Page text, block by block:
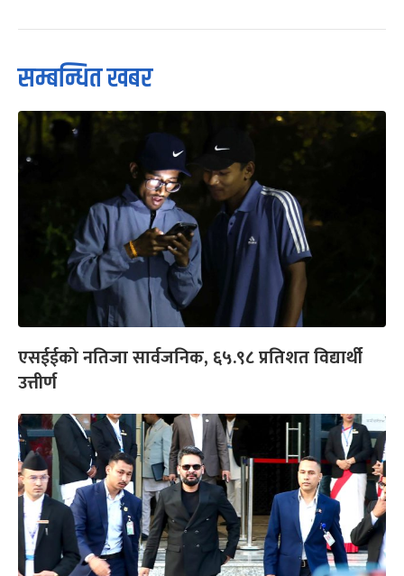
सम्बन्धित खबर
एसईईको नतिजा सार्वजनिक, ६५.९८ प्रतिशत विद्यार्थी
उत्तीर्ण